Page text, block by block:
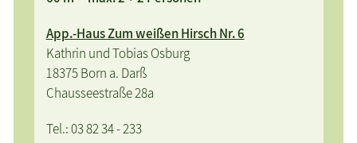
App.-Haus Zum weißen Hirsch Nr. 6
Kathrin und Tobias Osburg
18375 Born a. Darß
Chausseestraße 28a
Tel.: 03 82 34 - 233